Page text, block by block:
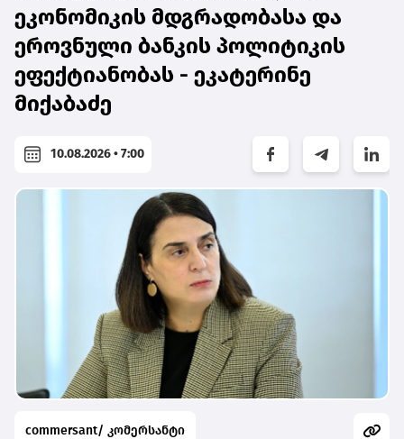
ეკონომიკის მდგრადობასა და
ეროვნული ბანკის პოლიტიკის
ეფექტიანობას - ეკატერინე
მიქაბაძე
10.08.2026 • 7:00
commersant/ კომერსანტი